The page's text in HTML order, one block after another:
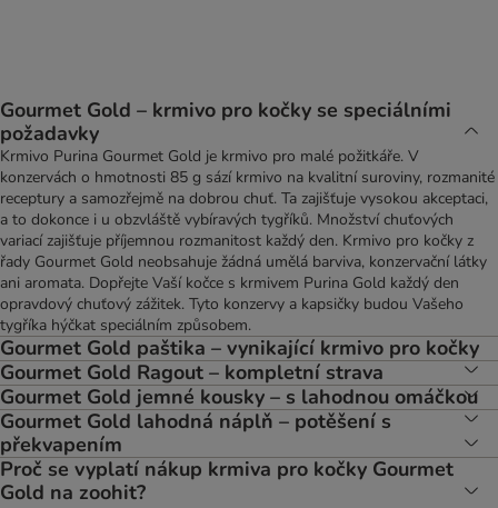
Gourmet Gold – krmivo pro kočky se speciálními
požadavky
Krmivo Purina Gourmet Gold je krmivo pro malé požitkáře. V
konzervách o hmotnosti 85 g sází krmivo na kvalitní suroviny, rozmanité
receptury a samozřejmě na dobrou chuť. Ta zajišťuje vysokou akceptaci,
a to dokonce i u obzvláště vybíravých tygříků. Množství chuťových
variací zajišťuje příjemnou rozmanitost každý den. Krmivo pro kočky z
řady Gourmet Gold neobsahuje žádná umělá barviva, konzervační látky
ani aromata. Dopřejte Vaší kočce s krmivem Purina Gold každý den
opravdový chuťový zážitek. Tyto konzervy a kapsičky budou Vašeho
tygříka hýčkat speciálním způsobem.
Gourmet Gold paštika – vynikající krmivo pro kočky
Gourmet Gold Ragout – kompletní strava
Gourmet Gold jemné kousky – s lahodnou omáčkou
Gourmet Gold lahodná náplň – potěšení s
překvapením
Proč se vyplatí nákup krmiva pro kočky Gourmet
Gold na zoohit?